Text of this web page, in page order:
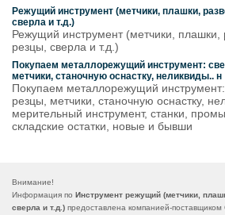
Режущий инструмент (метчики, плашки,
сверла и т.д.)
Режущий инструмент (метчики, плашки,
резцы, сверла и т.д.)
Покупаем металлорежущий инструмент:
метчики, станочную оснастку, неликвиды.. н
Покупаем металлорежущий
резцы, метчики, станочную оснастку,
мерительный инструмент, станки,
складские остатки, новые и бывши
Внимание!
Информация по Инструмент режущий (метчики,
сверла и т.д.) предоставлена компанией-